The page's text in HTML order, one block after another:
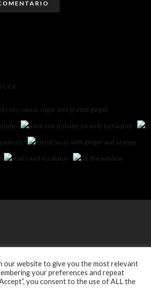
our website to give you the most relevant
your preferences and repeat
you consent to the use of ALL the